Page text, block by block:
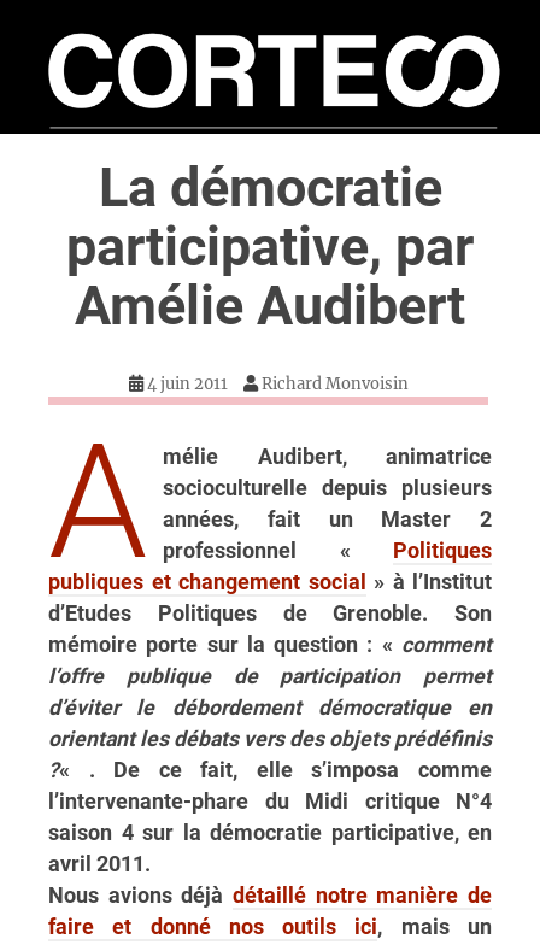
t
La démocratie
participative, par
Amélie Audibert
4 juin 2011 Richard Monvoisin
A
mélie Audibert, animatrice
socioculturelle depuis plusieurs
années, fait un Master 2
professionnel «
Politiques
publiques et changement social
» à l’Institut
d’Etudes Politiques de Grenoble. Son
mémoire porte sur la question : « comment
l’offre publique de participation permet
d’éviter le débordement démocratique en
orientant les débats vers des objets prédéfinis
?« . De ce fait, elle s’imposa comme
l’intervenante-phare du Midi critique N°4
saison 4 sur la démocratie participative, en
avril 2011.
Nous avions déjà détaillé notre manière de
faire et donné nos outils ici, mais un